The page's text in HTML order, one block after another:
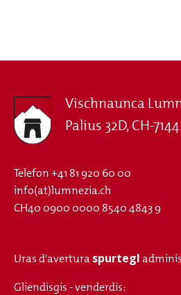
Vischnaunca
Palius 32D, CH-
Telefon+41 81 920 60 00
info(at)lumnezia.ch
CH40 0900 0000 8540 4843 9
Uras d'averturaspurtegl
Gliendisgis - venderdis: